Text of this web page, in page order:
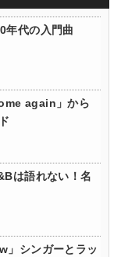
年代の入門曲
again」から
は語れない！名
シンガーとラッ